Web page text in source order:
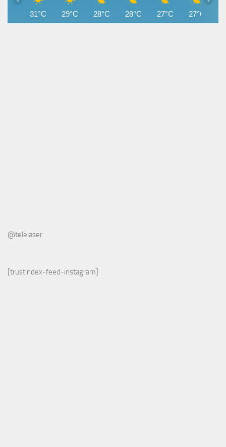
31°C 29°C 28°C 28°C 27°C 27°C
@telelaser
[trustindex-feed-instagram]